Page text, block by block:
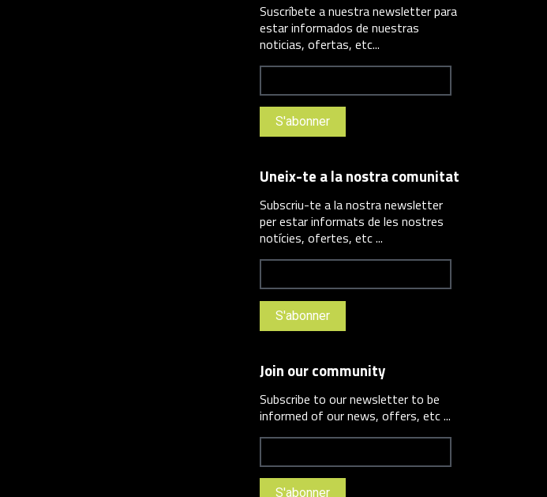
Suscríbete a nuestra newsletter para
estar informados de nuestras
noticias, ofertas, etc...
Uneix-te a la nostra comunitat
Subscriu-te a la nostra newsletter
per estar informats de les nostres
notícies, ofertes, etc ...
Join our community
Subscribe to our newsletter to be
informed of our news, offers, etc ...